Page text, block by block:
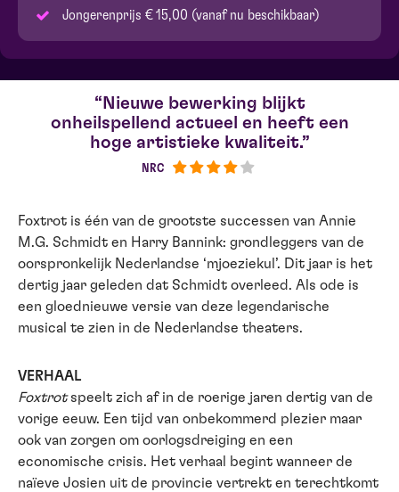
Jongerenprijs € 15,00 (vanaf nu beschikbaar)
Nieuwe bewerking blijkt
onheilspellend actueel en heeft een
hoge artistieke kwaliteit.
NRC
Foxtrot is één van de grootste successen van Annie
M.G. Schmidt en Harry Bannink: grondleggers van de
oorspronkelijk Nederlandse ‘mjoeziekul’. Dit jaar is het
dertig jaar geleden dat Schmidt overleed. Als ode is
een gloednieuwe versie van deze legendarische
musical te zien in de Nederlandse theaters.
VERHAAL
Foxtrotspeelt zich af in de roerige jaren dertig van de
vorige eeuw. Een tijd van onbekommerd plezier maar
ook van zorgen om oorlogsdreiging en een
economische crisis. Het verhaal begint wanneer de
naïeve Josien uit de provincie vertrekt en terechtkomt